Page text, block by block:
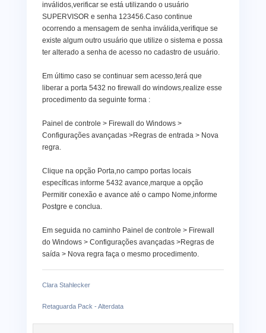
inválidos,verificar se está utilizando o usuário
SUPERVISOR e senha 123456.Caso continue
ocorrendo a mensagem de senha inválida,verifique se
existe algum outro usuário que utilize o sistema e possa
ter alterado a senha de acesso no cadastro de usuário.
Em último caso se continuar sem acesso,terá que
liberar a porta 5432 no firewall do windows,realize esse
procedimento da seguinte forma :
Painel de controle > Firewall do Windows >
Configurações avançadas >Regras de entrada > Nova
regra.
Clique na opção Porta,no campo portas locais
específicas informe 5432 avance,marque a opção
Permitir conexão e avance até o campo Nome,informe
Postgre e conclua.
Em seguida no caminho Painel de controle > Firewall
do Windows > Configurações avançadas >Regras de
saída > Nova regra faça o mesmo procedimento.
Clara Stahlecker
Retaguarda Pack - Alterdata